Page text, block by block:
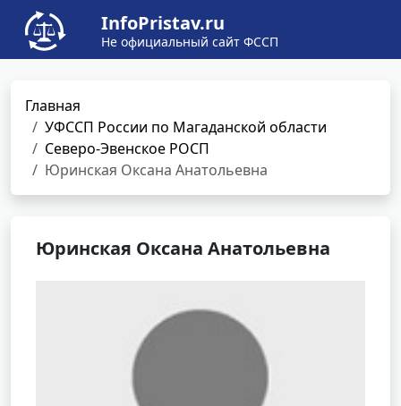
InfoPristav.ru
Не официальный сайт ФССП
Главная
УФССП России по Магаданской области
Северо-Эвенское РОСП
Юринская Оксана Анатольевна
Юринская Оксана Анатольевна